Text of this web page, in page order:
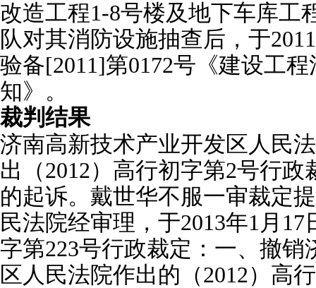
改造工程1-8号楼及地下车库工
队对其消防设施抽查后，于
验备[2011]第0172号《建设工
知》。
裁判结果
济南高新技术产业开发区人民
出（2012）高行初字第2号行
的起诉。戴世华不服一审裁定
民法院经审理，于2013年1月17
字第223号行政裁定：一、撤
区人民法院作出的（2012）高